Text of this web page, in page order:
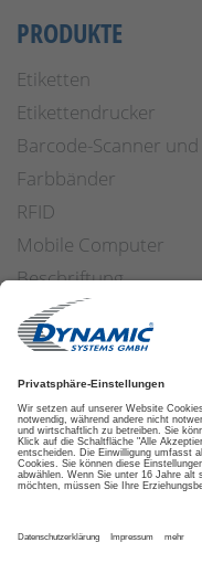
PRODUKTE
Etiketten
Etikettendrucker
Barcode-Scanner
Farbbänder
RFID
Mobile Computer
Beschriftung
Arbeitssicherheit
Applikatoren
Etiketten Software
ETIKETTENFINDER
DATENSCHUTZ